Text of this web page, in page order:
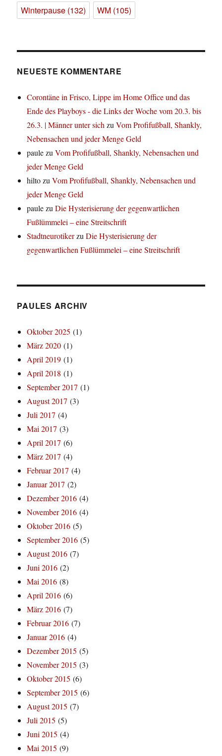
Winterpause (132) WM (105)
NEUESTE KOMMENTARE
Corontäne in Frisco, Lippe im Home Office und das
Ende des Playboys - die Links der Woche vom 20.3. bis
26.3. | Männer unter sichzuVom Profifußball, Shankly,
Nebensachen und jeder Menge Geld
paulezuVom Profifußball, Shankly, Nebensachen und
jeder Menge Geld
hiltozuVom Profifußball, Shankly, Nebensachen und
jeder Menge Geld
paulezuDie Hysterisierung der gegenwartlichen
Fußlümmelei – eine Streitschrift
StadtneurotikerzuDie Hysterisierung der
gegenwartlichen Fußlümmelei – eine Streitschrift
PAULES ARCHIV
Oktober 2025 (1)
März 2020 (1)
April 2019 (1)
April 2018 (1)
September 2017 (1)
August 2017 (3)
Juli 2017 (4)
Mai 2017 (3)
April 2017 (6)
März 2017 (4)
Februar 2017 (4)
Januar 2017 (2)
Dezember 2016 (4)
November 2016 (4)
Oktober 2016 (5)
September 2016 (5)
August 2016 (7)
Juni 2016 (2)
Mai 2016 (8)
April 2016 (6)
März 2016 (7)
Februar 2016 (7)
Januar 2016 (4)
Dezember 2015 (5)
November 2015 (3)
Oktober 2015 (6)
September 2015 (6)
August 2015 (7)
Juli 2015 (5)
Juni 2015 (4)
Mai 2015 (9)